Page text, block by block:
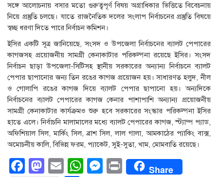
সঙ্গে আলোচনায় বসার মতো গুরুত্বপূর্ণ বিষয় অগ্রাধিকার ভিত্তিতে বিবেচনায়
নিয়ে প্রস্তুতি চলছে। যাতে রাজনৈতিক দলের সংলাপ নির্বাচনের প্রস্তুতি বিষয়ে
স্বচ্ছ ধরণা দিতে পারে নির্বাচন কমিশন।
ইসির একটি সূত্র জানিয়েছে, সংসদ ও উপজেলা নির্বাচনের ব্যালট পেপারের
কাগজসহ প্রয়োজনীয় সামগ্রী কেনাকাটার পরিকল্পনা রয়েছে ইসির। সংসদ
নির্বাচন ছাড়া উপজেলা-সিটিসহ স্থানীয় সরকারের অন্যান্য নির্বাচনে ব্যালট
পেপার ছাপানোর জন্য তিন রঙের কাগজ প্রয়োজন হয়। সাধারণত হলুদ, নীল
ও গোলাপি রঙের কাগজ দিয়ে ব্যালট পেপার ছাপানো হয়। অন্যদিকে
নির্বাচনের ব্যালট পেপারের কাগজ কেনার পাশাপাশি অন্যান্য প্রয়োজনীয়
সামগ্রী কেনাকাটার কার্যক্রমও শুরু হবে সরকারের সংস্কার পরিকল্পনা ইসির
হাতে এলে। নির্বাচনি মালামালের মধ্যে ব্যালট পেপারের কাগজ, স্ট্যাম্প প্যাড,
অফিশিয়াল সিল, মার্কিং সিল, ব্রাশ সিল, লাল গালা, আমকাঠের প্যাকিং বাক্স,
অমোচনীয় কালি, বিভিন্ন ফরম, প্যাকেট, সুই-সুতা, খাম, মোমবাতি রয়েছে।
Facebook
Mastodon
EmailWhatsApp
Messenger
PrintShare